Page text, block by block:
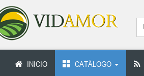
INICIO CATÁLOGO